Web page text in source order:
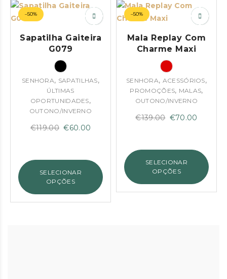
–50%
Sapatilha Gaiteira
G079
SENHORA, SAPATILHAS,
ÚLTIMAS
OPORTUNIDADES,
OUTONO/INVERNO
€119.00 O
€119.00.
€60.00
é:
€60.00.
SELECIONAR
OPÇÕES
–50%
Mala Replay Com
Charme Maxi
SENHORA, ACESSÓRIOS,
PROMOÇÕES, MALAS,
OUTONO/INVERNO
€139.00 O
€139.00.
€70.00
é:
€70.00.
SELECIONAR
OPÇÕES